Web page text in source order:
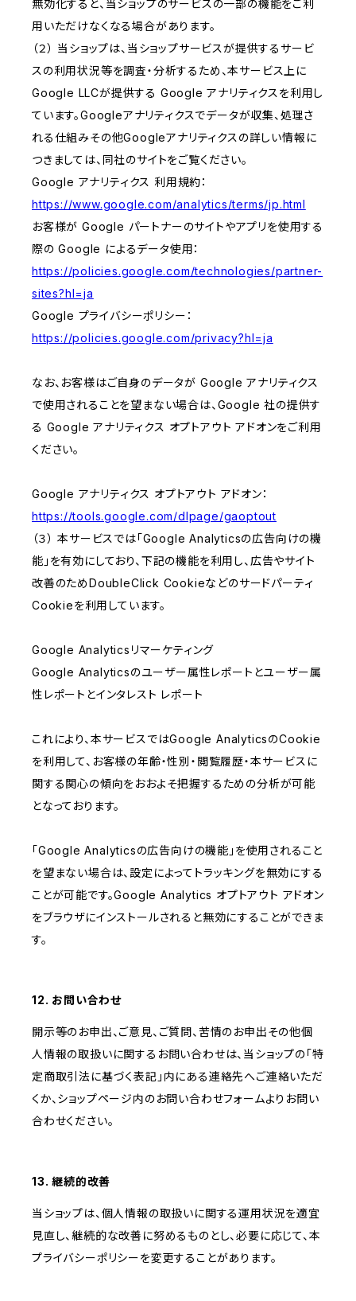
無効化すると、当ショップのサービスの一部の機能をご利
用いただけなくなる場合があります。
（２） 当ショップは、当ショップサービスが提供するサービ
スの利用状況等を調査・分析するため、本サービス上に
Google LLCが提供する Google アナリティクスを利用し
ています。Googleアナリティクスでデータが収集、処理さ
れる仕組みその他Googleアナリティクスの詳しい情報に
つきましては、同社のサイトをご覧ください。
Google アナリティクス 利用規約：
https://www.google.com/analytics/terms/jp.html
お客様が Google パートナーのサイトやアプリを使用する
際の Google によるデータ使用：
https://policies.google.com/technologies/partner-
sites?hl=ja
Google プライバシーポリシー：
https://policies.google.com/privacy?hl=ja
なお、お客様はご自身のデータが Google アナリティクス
で使用されることを望まない場合は、Google 社の提供す
る Google アナリティクス オプトアウト アドオンをご利用
ください。
Google アナリティクス オプトアウト アドオン：
https://tools.google.com/dlpage/gaoptout
（３） 本サービスでは「Google Analyticsの広告向けの機
能」を有効にしており、下記の機能を利用し、広告やサイト
改善のためDoubleClick Cookieなどのサードパーティ
Cookieを利用しています。
Google Analyticsリマーケティング
Google Analyticsのユーザー属性レポートとユーザー属
性レポートとインタレスト レポート
これにより、本サービスではGoogle AnalyticsのCookie
を利用して、お客様の年齢・性別・閲覧履歴・本サービスに
関する関心の傾向をおおよそ把握するための分析が可能
となっております。
「Google Analyticsの広告向けの機能」を使用されること
を望まない場合は、設定によってトラッキングを無効にする
ことが可能です。Google Analytics オプトアウト アドオン
をブラウザにインストールされると無効にすることができま
す。
12. お問い合わせ
開示等のお申出、ご意見、ご質問、苦情のお申出その他個
人情報の取扱いに関するお問い合わせは、当ショップの「特
定商取引法に基づく表記」内にある連絡先へご連絡いただ
くか、ショップページ内のお問い合わせフォームよりお問い
合わせください。
13. 継続的改善
当ショップは、個人情報の取扱いに関する運用状況を適宜
見直し、継続的な改善に努めるものとし、必要に応じて、本
プライバシーポリシーを変更することがあります。